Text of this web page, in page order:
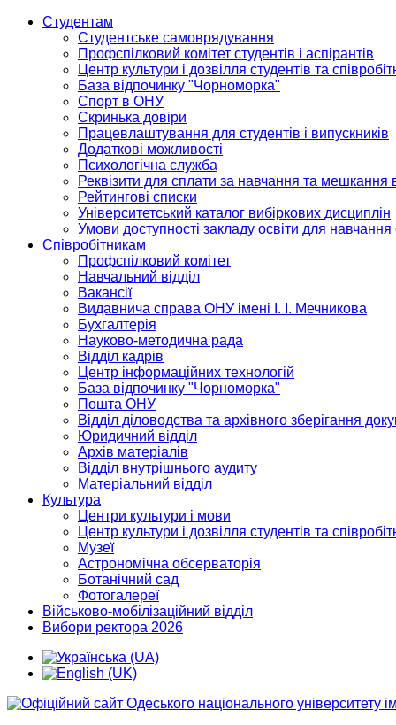
Студентам
Студентське самоврядування
Профспілковий комітет студентів і аспірантів
Центр культури і дозвілля студентів та
База відпочинку "Чорноморка"
Спорт в ОНУ
Скринька довіри
Працевлаштування для студентів і випускників
Додаткові можливості
Психологічна служба
Реквізити для сплати за навчання та мешкання
Рейтингові списки
Університетський каталог вибіркових дисциплін
Умови доступності закладу освіти для
Співробітникам
Профспілковий комітет
Навчальний відділ
Вакансії
Видавнича справа ОНУ імені І. І. Мечникова
Бухгалтерія
Науково-методична рада
Відділ кадрів
Центр інформаційних технологій
База відпочинку "Чорноморка"
Пошта ОНУ
Відділ діловодства та архівного зберігання
Юридичний відділ
Архів матеріалів
Відділ внутрішнього аудиту
Матеріальний відділ
Культура
Центри культури і мови
Центр культури і дозвілля студентів та
Музеї
Астрономічна обсерваторія
Ботанічний сад
Фотогалереї
Військово-мобілізаційний відділ
Вибори ректора 2026